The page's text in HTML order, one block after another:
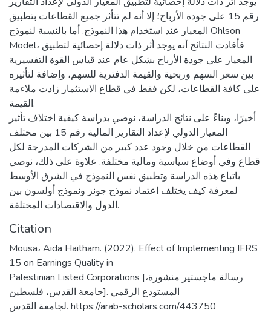
رقم 15 على جودة الأرباح؛ إلا أنه لم تتأثر جميع القطاعات بتطبيق
المعيار عند استخدام هذا النموذج. أما بالنسبة لنموذج Ohlson
Model، فأفادت النتائج أنه يوجد أثر ذات دلالة إحصائية لتطبيق
المعيار على جودة الأرباح بشكل عام عند قياس القوة التفسيرية
بين سعر السهم وربحية والقيمة الدفترية للسهم، وإضافة لتأثيره
على كافة القطاعات، لكن فقط في قطاع الاستثمار زادت ملاءمة
القيمة.
أخيرًا، وبناءً على نتائج الدراسة، نوصي بدراسة كيفية اختلاف تأثير
المعيار الدولي لإعداد التقارير المالية رقم 15 بين مختلف
القطاعات من خلال وجود عدد كبير من الشركات المدرجة لكل
قطاع وفي أوضاع سياسية ومالية مختلفة. علاوة على ذلك، نوصي
باتباع هذه الدراسة وتطبيق نفس النموذج في الشرق الأوسط
لمعرفة كيف يختلف اعتماد نموذج جونز ونموذج أولسون بين
الدول والاقتصادات المختلفة.
Citation
Mousa، Aida Haitham. (2022). Effect of Implementing IFRS
15 on Earnings Quality in
Palestinian Listed Corporations [رسالة ماجستير منشورة،
جامعة القدس، فلسطين]. المستودع الرقمي
لجامعة القدس. https://arab-scholars.com/443750